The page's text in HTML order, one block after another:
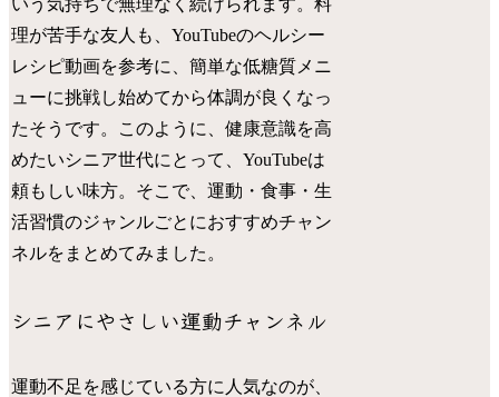
理が苦手な友人も、YouTubeのヘルシー
レシピ動画を参考に、簡単な低糖質メニ
ューに挑戦し始めてから体調が良くなっ
たそうです。このように、健康意識を高
めたいシニア世代にとって、YouTubeは
頼もしい味方。そこで、運動・食事・生
活習慣のジャンルごとにおすすめチャン
ネルをまとめてみました。
シニアにやさしい運動チャンネル
運動不足を感じている方に人気なのが、